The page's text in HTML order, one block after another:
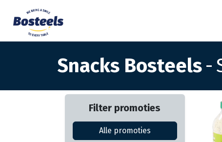
Snacks Bosteels-
Filter promoties
Alle promoties